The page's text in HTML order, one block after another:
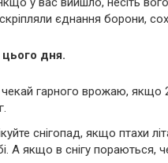
єднання борони,
дня.
гарного врожаю, якщо
снігопад, якщо птахи
А якщо в снігу пораються,